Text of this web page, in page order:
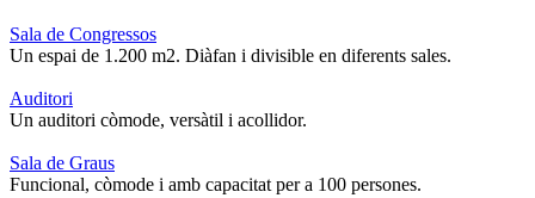
Sala de Congressos
Un espai de 1.200 m2. Diàfan i divisible en diferents sales.
Auditori
Un auditori còmode, versàtil i acollidor.
Sala de Graus
Funcional, còmode i amb capacitat per a 100 persones.